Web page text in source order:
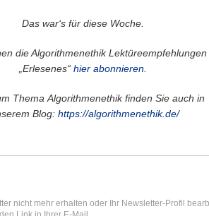
Das war‘s für diese Woche.
die Algorithmenethik Lektüreempfehlungen
„Erlesenes“ hier abonnieren
Thema Algorithmenethik finden Sie auch in
Blog: https://algorithmenethik.de/
nicht mehr erhalten oder Ihr Newsletter-Profil